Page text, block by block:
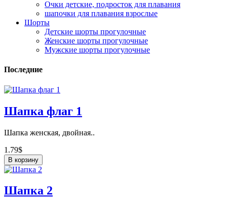
Очки детские, подросток для плавания
шапочки для плавания взрослые
Шорты
Детские шорты прогулочные
Женские шорты прогулочные
Мужские шорты прогулочные
Последние
Шапка флаг 1
Шапка женская, двойная..
1.79$
В корзину
Шапка 2